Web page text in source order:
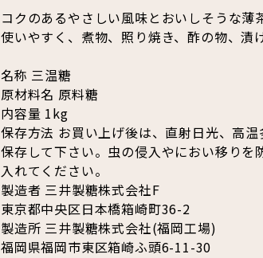
コクのあるやさしい風味とおいしそうな
使いやすく、煮物、照り焼き、酢の物、漬
名称 三温糖
原材料名 原料糖
内容量 1kg
保存方法 お買い上げ後は、直射日光、高
保存して下さい。虫の侵入やにおい移りを
入れてください。
製造者 三井製糖株式会社F
東京都中央区日本橋箱崎町36-2
製造所 三井製糖株式会社(福岡工場)
福岡県福岡市東区箱崎ふ頭6-11-30